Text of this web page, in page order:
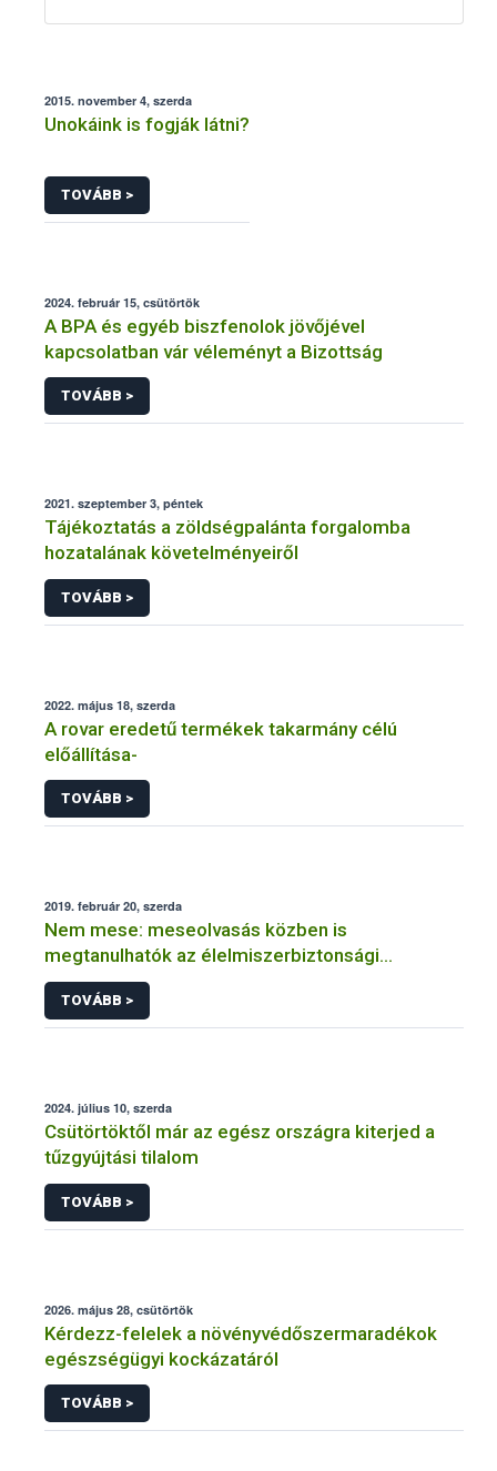
2015. november 4, szerda
Unokáink is fogják látni?
TOVÁBB >
2024. február 15, csütörtök
A BPA és egyéb biszfenolok jövőjével
kapcsolatban vár véleményt a Bizottság
TOVÁBB >
2021. szeptember 3, péntek
Tájékoztatás a zöldségpalánta forgalomba
hozatalának követelményeiről
TOVÁBB >
2022. május 18, szerda
A rovar eredetű termékek takarmány célú
előállítása-
TOVÁBB >
2019. február 20, szerda
Nem mese: meseolvasás közben is
megtanulhatók az élelmiszerbiztonsági
alapismeretek
TOVÁBB >
2024. július 10, szerda
Csütörtöktől már az egész országra kiterjed a
tűzgyújtási tilalom
TOVÁBB >
2026. május 28, csütörtök
Kérdezz-felelek a növényvédőszermaradékok
egészségügyi kockázatáról
TOVÁBB >